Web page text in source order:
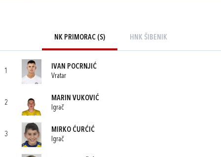
NK PRIMORAC (S) HNK ŠIBENIK
1
IVAN POCRNJIĆ
Vratar
2
MARIN VUKOVIĆ
Igrač
3
MIRKO ĆURĆIĆ
Igrač